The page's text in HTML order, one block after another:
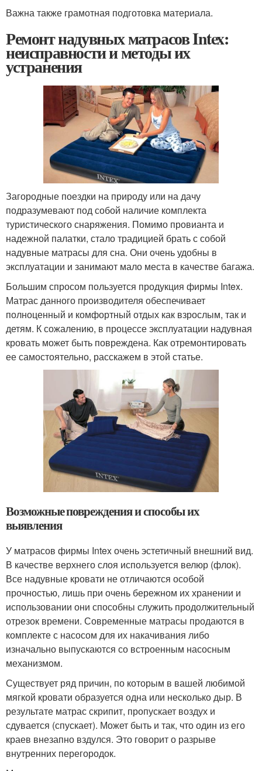
Важна также грамотная подготовка материала.
Ремонт надувных матрасов Intex:
неисправности и методы их
устранения
Загородные поездки на природу или на дачу
подразумевают под собой наличие комплекта
туристического снаряжения. Помимо провианта и
надежной палатки, стало традицией брать с собой
надувные матрасы для сна. Они очень удобны в
эксплуатации и занимают мало места в качестве багажа.
Большим спросом пользуется продукция фирмы Intex.
Матрас данного производителя обеспечивает
полноценный и комфортный отдых как взрослым, так и
детям. К сожалению, в процессе эксплуатации надувная
кровать может быть повреждена. Как отремонтировать
ее самостоятельно, расскажем в этой статье.
Возможные повреждения и способы их
выявления
У матрасов фирмы Intex очень эстетичный внешний вид.
В качестве верхнего слоя используется велюр (флок).
Все надувные кровати не отличаются особой
прочностью, лишь при очень бережном их хранении и
использовании они способны служить продолжительный
отрезок времени. Современные матрасы продаются в
комплекте с насосом для их накачивания либо
изначально выпускаются со встроенным насосным
механизмом.
Существует ряд причин, по которым в вашей любимой
мягкой кровати образуется одна или несколько дыр. В
результате матрас скрипит, пропускает воздух и
сдувается (спускает). Может быть и так, что один из его
краев внезапно вздулся. Это говорит о разрыве
внутренних перегородок.